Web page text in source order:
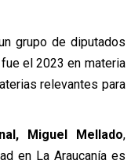
grupo de diputados
el 2023 en materia
relevantes para
Miguel Mellado,
en La Araucanía es